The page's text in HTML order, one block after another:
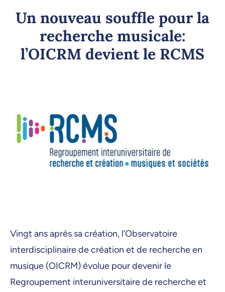
Un nouveau souffle pour la
recherche musicale:
l’OICRM devient le RCMS
Vingt ans après sa création, l’Observatoire
interdisciplinaire de création et de recherche en
musique (OICRM) évolue pour devenir le
Regroupement interuniversitaire de recherche et